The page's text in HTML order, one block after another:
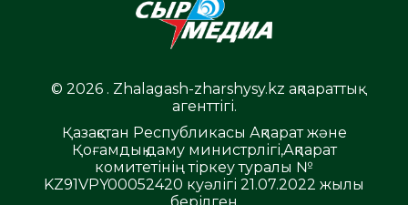
© 2026 . Zhalagash-zharshysy.kz ақпараттық
агенттігі.
Қазақстан Республикасы Ақпарат және
Қоғамдық даму министрлігі,Ақпарат
комитетінің тіркеу туралы №
KZ91VPY00052420 куәлігі 21.07.2022 жылы